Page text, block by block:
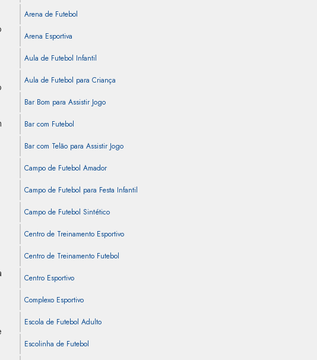
Arena de Futebol
Arena Esportiva
Aula de Futebol Infantil
Aula de Futebol para Criança
Bar Bom para Assistir Jogo
Bar com Futebol
Bar com Telão para Assistir Jogo
Campo de Futebol Amador
Campo de Futebol para Festa Infantil
Campo de Futebol Sintético
Centro de Treinamento Esportivo
Centro de Treinamento Futebol
Centro Esportivo
Complexo Esportivo
Escola de Futebol Adulto
Escolinha de Futebol